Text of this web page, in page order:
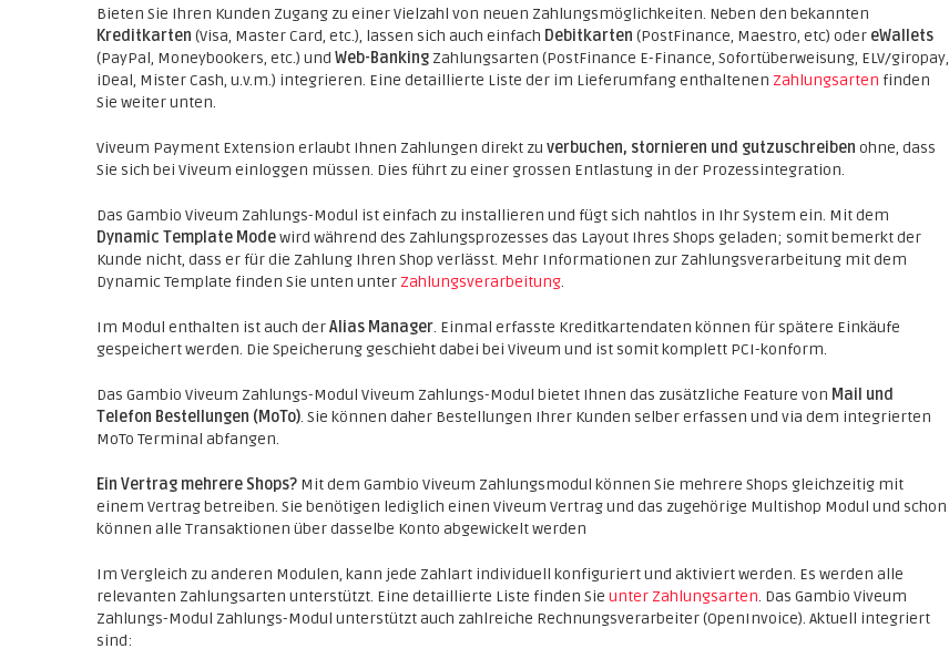
Bieten Sie Ihren Kunden Zugang zu einer Vielzahl von neuen Zahlungsmöglichkeiten. Neben den bekannten
Kreditkarten (Visa, Master Card, etc.), lassen sich auch einfach Debitkarten (PostFinance, Maestro, etc) oder eWallets
(PayPal, Moneybookers, etc.) und Web-Banking Zahlungsarten (PostFinance E-Finance, Sofortüberweisung, ELV/giropay,
iDeal, Mister Cash, u.v.m.) integrieren. Eine detaillierte Liste der im Lieferumfang enthaltenen Zahlungsarten finden
Sie weiter unten.
Viveum Payment Extension erlaubt Ihnen Zahlungen direkt zu verbuchen, stornieren und gutzuschreiben ohne, dass
Sie sich bei Viveum einloggen müssen. Dies führt zu einer grossen Entlastung in der Prozessintegration.
Das Gambio Viveum Zahlungs-Modul ist einfach zu installieren und fügt sich nahtlos in Ihr System ein. Mit dem
Dynamic Template Modewird während des Zahlungsprozesses das Layout Ihres Shops geladen; somit bemerkt der
Kunde nicht, dass er für die Zahlung Ihren Shop verlässt. Mehr Informationen zur Zahlungsverarbeitung mit dem
Dynamic Template finden Sie unten unter Zahlungsverarbeitung.
Im Modul enthalten ist auch derAlias Manager. Einmal erfasste Kreditkartendaten können für spätere Einkäufe
gespeichert werden. Die Speicherung geschieht dabei bei Viveum und ist somit komplett PCI-konform.
Das Gambio Viveum Zahlungs-Modul Viveum Zahlungs-Modul bietet Ihnen das zusätzliche Feature von Mail und
Telefon Bestellungen (MoTo). Sie können daher Bestellungen Ihrer Kunden selber erfassen und via dem integrierten
MoTo Terminal abfangen.
Ein Vertrag mehrere Shops? Mit dem Gambio Viveum Zahlungsmodul können Sie mehrere Shops gleichzeitig mit
einem Vertrag betreiben. Sie benötigen lediglich einen Viveum Vertrag und das zugehörige Multishop Modul und schon
können alle Transaktionen über dasselbe Konto abgewickelt werden
Im Vergleich zu anderen Modulen, kann jede Zahlart individuell konfiguriert und aktiviert werden. Es werden alle
relevanten Zahlungsarten unterstützt. Eine detaillierte Liste finden Sie unter Zahlungsarten. Das Gambio Viveum
Zahlungs-Modul Zahlungs-Modul unterstützt auch zahlreiche Rechnungsverarbeiter (OpenInvoice). Aktuell integriert
sind: